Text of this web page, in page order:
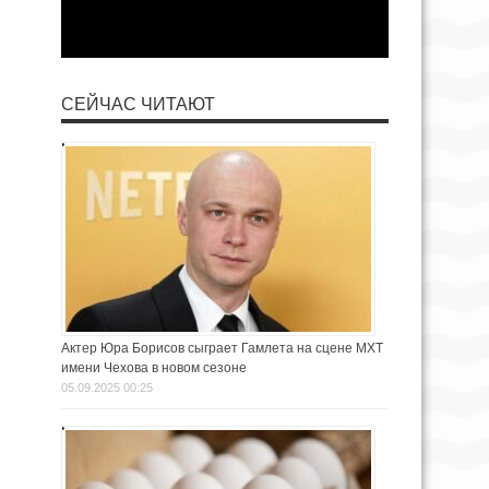
СЕЙЧАС ЧИТАЮТ
Актер Юра Борисов сыграет Гамлета на сцене МХТ
имени Чехова в новом сезоне
05.09.2025 00:25